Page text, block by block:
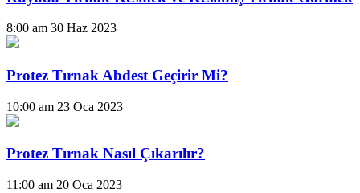
8:00 am 30 Haz 2023
Protez Tırnak Abdest Geçirir Mi?
10:00 am 23 Oca 2023
Protez Tırnak Nasıl Çıkarılır?
11:00 am 20 Oca 2023